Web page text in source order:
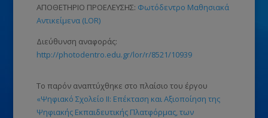
ΑΠΟΘΕΤΗΡΙΟ ΠΡΟΕΛΕΥΣΗΣ: Φωτόδεντρο Μαθησιακά
Αντικείμενα (LOR)
Διεύθυνση αναφοράς:
http://photodentro.edu.gr/lor/r/8521/10939
Το παρόν αναπτύχθηκε στο πλαίσιο του έργου
«Ψηφιακό Σχολείο ΙΙ: Επέκταση και Αξιοποίηση της
Ψηφιακής Εκπαιδευτικής Πλατφόρμας, των